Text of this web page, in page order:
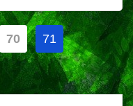
70 71